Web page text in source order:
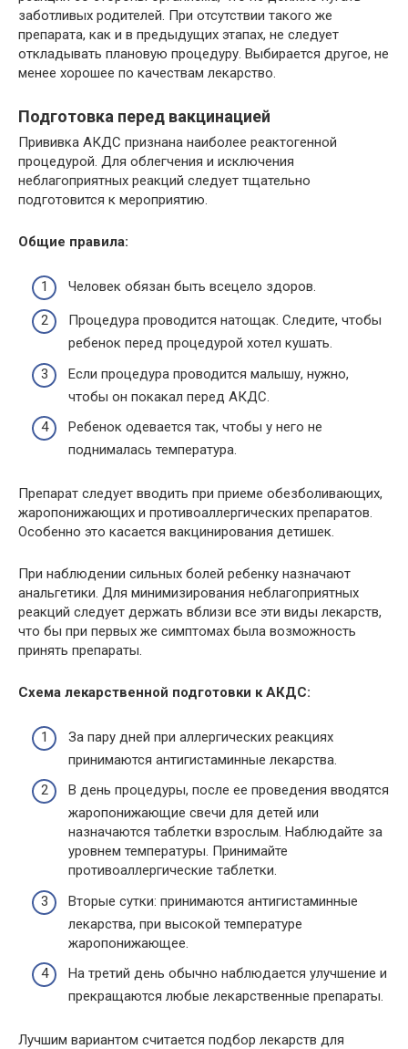
заботливых родителей. При отсутствии такого же
препарата, как и в предыдущих этапах, не следует
откладывать плановую процедуру. Выбирается другое, не
менее хорошее по качествам лекарство.
Подготовка перед вакцинацией
Прививка АКДС признана наиболее реактогенной
процедурой. Для облегчения и исключения
неблагоприятных реакций следует тщательно
подготовится к мероприятию.
Общие правила:
Человек обязан быть всецело здоров.
Процедура проводится натощак. Следите, чтобы
ребенок перед процедурой хотел кушать.
Если процедура проводится малышу, нужно,
чтобы он покакал перед АКДС.
Ребенок одевается так, чтобы у него не
поднималась температура.
Препарат следует вводить при приеме обезболивающих,
жаропонижающих и противоаллергических препаратов.
Особенно это касается вакцинирования детишек.
При наблюдении сильных болей ребенку назначают
анальгетики. Для минимизирования неблагоприятных
реакций следует держать вблизи все эти виды лекарств,
что бы при первых же симптомах была возможность
принять препараты.
Схема лекарственной подготовки к АКДС:
За пару дней при аллергических реакциях
принимаются антигистаминные лекарства.
В день процедуры, после ее проведения вводятся
жаропонижающие свечи для детей или
назначаются таблетки взрослым. Наблюдайте за
уровнем температуры. Принимайте
противоаллергические таблетки.
Вторые сутки: принимаются антигистаминные
лекарства, при высокой температуре
жаропонижающее.
На третий день обычно наблюдается улучшение и
прекращаются любые лекарственные препараты.
Лучшим вариантом считается подбор лекарств для